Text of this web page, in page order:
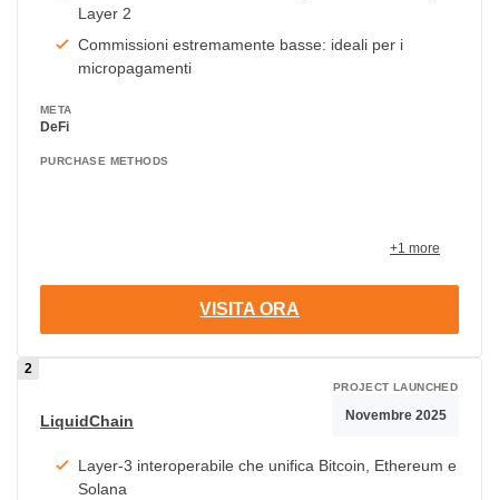
Layer 2
Commissioni estremamente basse: ideali per i
micropagamenti
META
DeFi
PURCHASE METHODS
+1 more
VISITA ORA
LiquidChain
Layer-3 interoperabile che unifica Bitcoin, Ethereum e
Solana
PROJECT LAUNCHED
Novembre 2025